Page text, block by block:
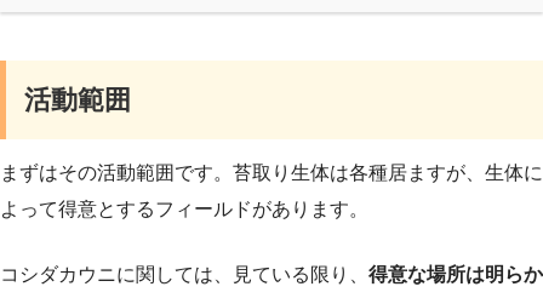
活動範囲
まずはその活動範囲です。苔取り生体は各種居ますが、生体に
よって得意とするフィールドがあります。
コシダカウニに関しては、見ている限り、 得意な場所は明らか